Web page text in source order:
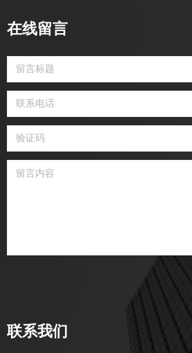
量。基于此，下文针对
作出了分析。
现，客户的设计规格要
求一般会有这个产品的
命），表述为”常温条件
H（年）”。在这样的背
景之下，就涉及到我们
如何从结构设计、材料
选择、工艺设计等方面
满足客户对产品可靠性
联系我们
在线留言